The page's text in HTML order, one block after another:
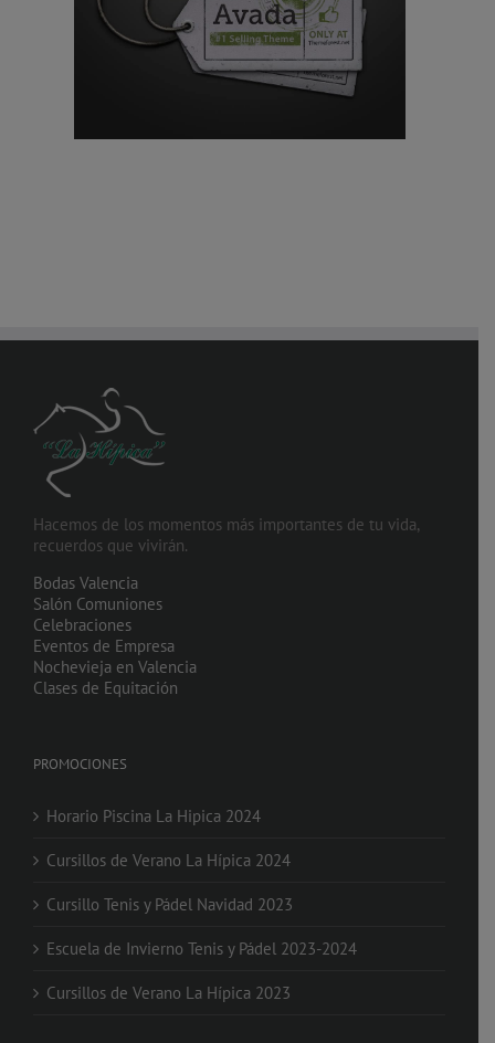
Hacemos de los momentos más importantes de tu vida,
recuerdos que vivirán.
Bodas Valencia
Salón Comuniones
Celebraciones
Eventos de Empresa
Nochevieja en Valencia
Clases de Equitación
PROMOCIONES
Horario Piscina La Hipica 2024
Cursillos de Verano La Hípica 2024
Cursillo Tenis y Pádel Navidad 2023
Escuela de Invierno Tenis y Pádel 2023-2024
Cursillos de Verano La Hípica 2023